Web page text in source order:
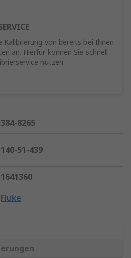
Kalibrierung von bereits bei Ihnen
an. Hierfür können Sie schnell
nutzen.
384-8265
140-51-439
1641360
Fluke